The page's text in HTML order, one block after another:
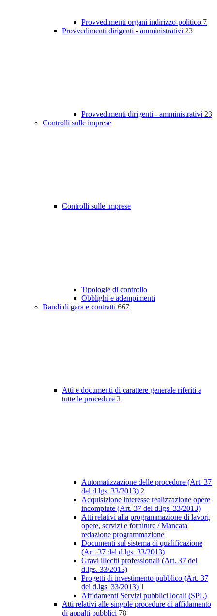
Provvedimenti organi indirizzo-politico 7
Provvedimenti dirigenti - amministrativi 23
Provvedimenti dirigenti - amministrativi 23
Controlli sulle imprese
Controlli sulle imprese
Tipologie di controllo
Obblighi e adempimenti
Bandi di gara e contratti 667
Atti e documenti di carattere generale riferiti a
tutte le procedure 3
Automatizzazione delle procedure (Art. 37
del d.lgs. 33/2013) 2
Acquisizione interesse realizzazione opere
incompiute (Art. 37 del d.lgs. 33/2013)
Atti relativi alla programmazione di lavori,
opere, servizi e forniture / Mancata
redazione programmazione
Documenti sul sistema di qualificazione
(Art. 37 del d.lgs. 33/2013)
Gravi illeciti professionali (Art. 37 del
d.lgs. 33/2013)
Progetti di investimento pubblico (Art. 37
del d.lgs. 33/2013) 1
Affidamenti Servizi pubblici locali (SPL)
Atti relativi alle singole procedure di affidamento
di appalti pubblici 78